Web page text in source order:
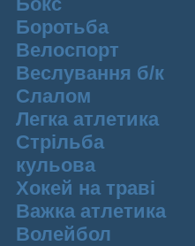
Боротьба
Велоспорт
Веслування б/к
Cлалом
Легка атлетика
Стрільба
кульова
Хокей на траві
Важка атлетика
Волейбол